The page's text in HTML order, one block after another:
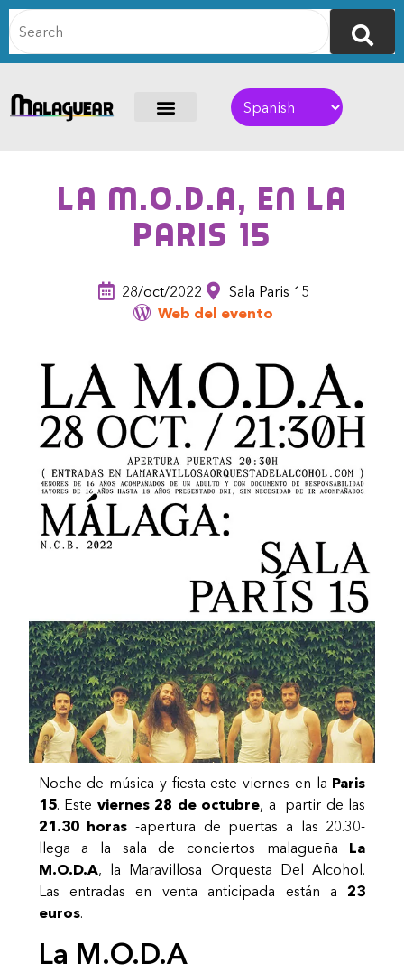
La M.O.D.A, en la
Paris 15
28/oct/2022
Sala Paris 15
Web del evento
Noche de música y fiesta este viernes en la Paris
15. Este viernes 28 de octubre, a partir de las
21.30 horas -apertura de puertas a las 20.30-
llega a la sala de conciertos malagueña La
M.O.D.A, la Maravillosa Orquesta Del Alcohol.
Las entradas en venta anticipada están a23
euros.
La M.O.D.A